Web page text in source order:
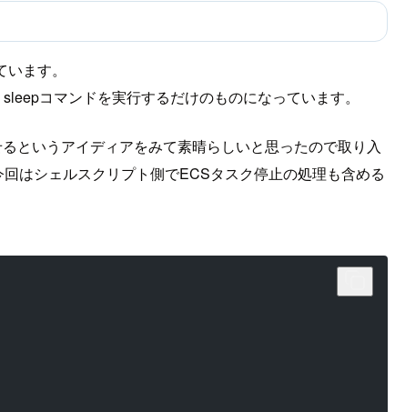
ます。
コマンドを実行するだけのものになっています。
というアイディアをみて素晴らしいと思ったので取り入
はシェルスクリプト側でECSタスク停止の処理も含める